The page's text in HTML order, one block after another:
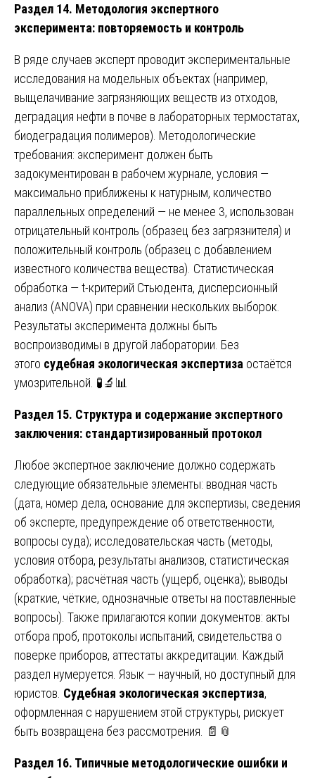
Раздел 14. Методология экспертного
эксперимента: повторяемость и контроль
В ряде случаев эксперт проводит экспериментальные
исследования на модельных объектах (например,
выщелачивание загрязняющих веществ из отходов,
деградация нефти в почве в лабораторных термостатах,
биодеградация полимеров). Методологические
требования: эксперимент должен быть
задокументирован в рабочем журнале, условия —
максимально приближены к натурным, количество
параллельных определений — не менее 3, использован
отрицательный контроль (образец без загрязнителя) и
положительный контроль (образец с добавлением
известного количества вещества). Статистическая
обработка — t-критерий Стьюдента, дисперсионный
анализ (ANOVA) при сравнении нескольких выборок.
Результаты эксперимента должны быть
воспроизводимы в другой лаборатории. Без
этого судебная экологическая экспертиза остаётся
умозрительной. 🧪🔬📊
Раздел 15. Структура и содержание экспертного
заключения: стандартизированный протокол
Любое экспертное заключение должно содержать
следующие обязательные элементы: вводная часть
(дата, номер дела, основание для экспертизы, сведения
об эксперте, предупреждение об ответственности,
вопросы суда); исследовательская часть (методы,
условия отбора, результаты анализов, статистическая
обработка); расчётная часть (ущерб, оценка); выводы
(краткие, чёткие, однозначные ответы на поставленные
вопросы). Также прилагаются копии документов: акты
отбора проб, протоколы испытаний, свидетельства о
поверке приборов, аттестаты аккредитации. Каждый
раздел нумеруется. Язык — научный, но доступный для
юристов. Судебная экологическая экспертиза,
оформленная с нарушением этой структуры, рискует
быть возвращена без рассмотрения. 📄📎
Раздел 16. Типичные методологические ошибки и